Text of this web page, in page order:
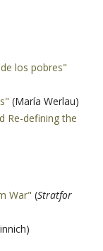
los pobres"
(María Werlau)
Re-defining the
War" (Stratfor